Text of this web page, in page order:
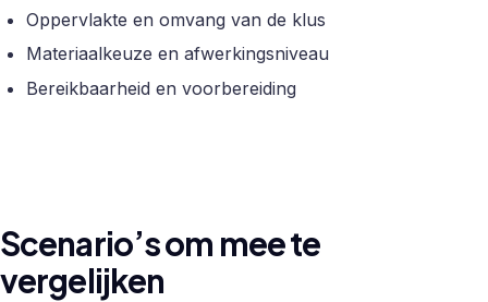
Oppervlakte en omvang van de klus
Materiaalkeuze en afwerkingsniveau
Bereikbaarheid en voorbereiding
Scenario’s om mee te
vergelijken